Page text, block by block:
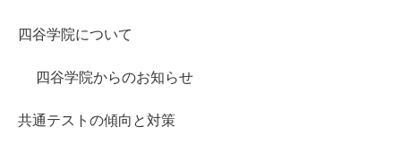
四谷学院について
四谷学院からのお知らせ
共通テストの傾向と対策